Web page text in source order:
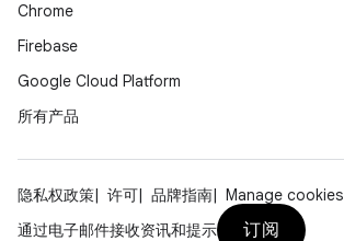
Chrome
Firebase
Google Cloud Platform
所有产品
隐私权政策 许可 品牌指南
Manage cookies
通过电子邮件接收资讯和提示
订阅